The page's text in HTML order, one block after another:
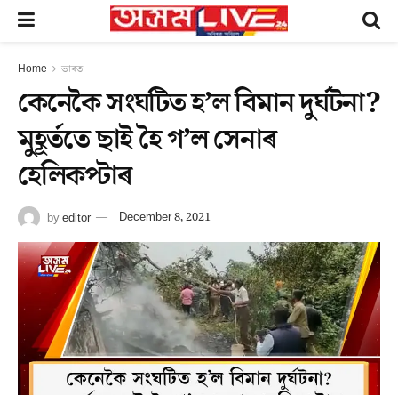
Home ভাৰত
কেনেকৈ সংঘটিত হ’ল বিমান দুৰ্ঘটনা?
মুহূৰ্ততে ছাই হৈ গ’ল সেনাৰ
হেলিকপ্টাৰ
byeditor December 8, 2021